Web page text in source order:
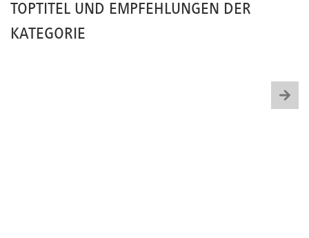
TOPTITEL UND EMPFEHLUNGEN DER
KATEGORIE